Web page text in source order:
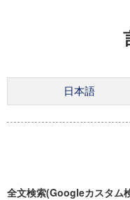
全文検索(Googleカスタム